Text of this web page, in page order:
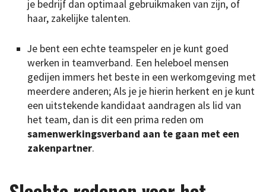
je bedrijf dan optimaal gebruikmaken van zijn, of
haar, zakelijke talenten.
Je bent een echte teamspeler en je kunt goed
werken in teamverband. Een heleboel mensen
gedijen immers het beste in een werkomgeving met
meerdere anderen; Als je je hierin herkent en je kunt
een uitstekende kandidaat aandragen als lid van
het team, dan is dit een prima reden om
samenwerkingsverband aan te gaan met een
zakenpartner.